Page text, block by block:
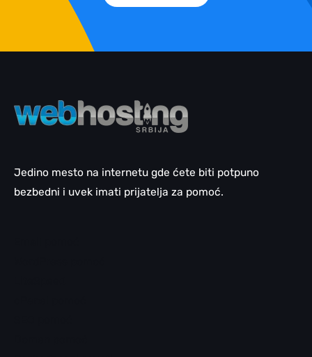
Jedino mesto na internetu gde ćete biti potpuno
bezbedni i uvek imati prijatelja za pomoć.